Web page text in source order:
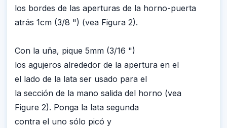
los bordes de las aperturas de la horno-puerta
atrás 1cm (3/8 ") (vea Figura 2).
Con la uña, pique 5mm (3/16 ")
los agujeros alrededor de la apertura en el
el lado de la lata ser usado para el
la sección de la mano salida del horno (vea
Figure 2). Ponga la lata segunda
contra el uno sólo picó y